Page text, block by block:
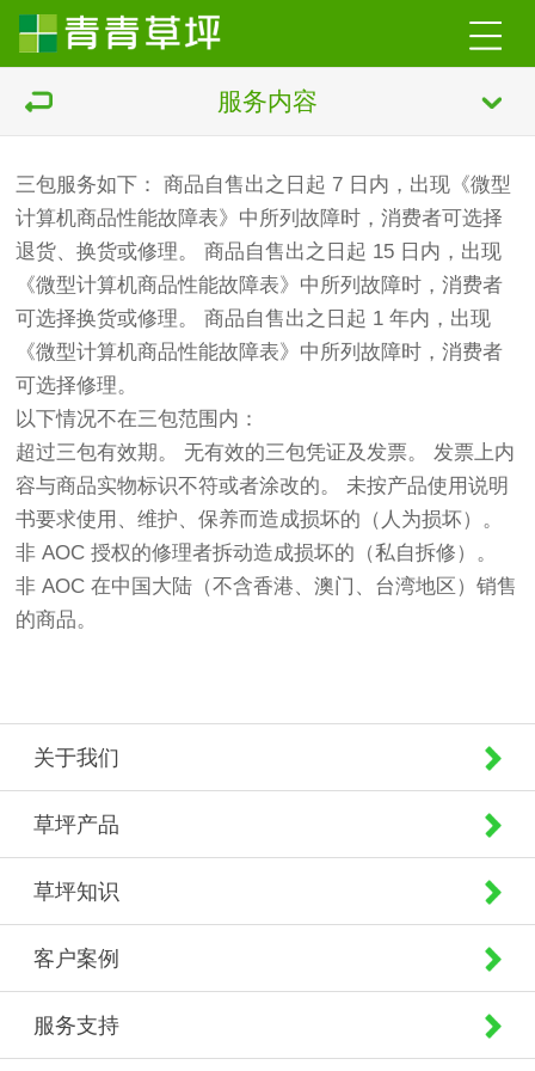
服务内容
三包服务如下： 商品自售出之日起 7 日内，出现《微型
计算机商品性能故障表》中所列故障时，消费者可选择
退货、换货或修理。 商品自售出之日起 15 日内，出现
《微型计算机商品性能故障表》中所列故障时，消费者
可选择换货或修理。 商品自售出之日起 1 年内，出现
《微型计算机商品性能故障表》中所列故障时，消费者
可选择修理。
以下情况不在三包范围内：
超过三包有效期。 无有效的三包凭证及发票。 发票上内
容与商品实物标识不符或者涂改的。 未按产品使用说明
书要求使用、维护、保养而造成损坏的（人为损坏）。
非 AOC 授权的修理者拆动造成损坏的（私自拆修）。
非 AOC 在中国大陆（不含香港、澳门、台湾地区）销售
的商品。
关于我们
草坪产品
草坪知识
客户案例
服务支持